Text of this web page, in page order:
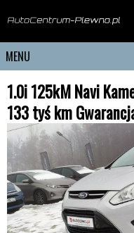
MENU
1.0i 125kM Navi
133 tyś km